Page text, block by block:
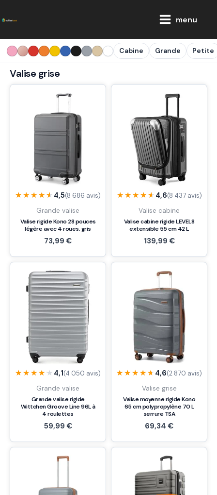
au
menu
Cabine Grande Petite
Valise grise
★★★★★
★★★★★ 4,5(8 686 avis)
Grande valise
Valise rigide Kono 28 pouces
légère avec 4 roues, gris
73,99€
★★★★★
★★★★★ 4,6(8 437 avis)
Valise cabine
Valise cabine rigide LEVEL8
extensible 55 cm 42 L
139,99€
★★★★★
★★★★★ 4,1(4 050 avis)
Grande valise
Grande valise rigide
Wittchen Groove Line 96L à
4 roulettes
59,99€
★★★★★
★★★★★ 4,6(2 870 avis)
Valise grise
Valise moyenne rigide Kono
65 cm polypropylène 70 L
serrure TSA
69,34€